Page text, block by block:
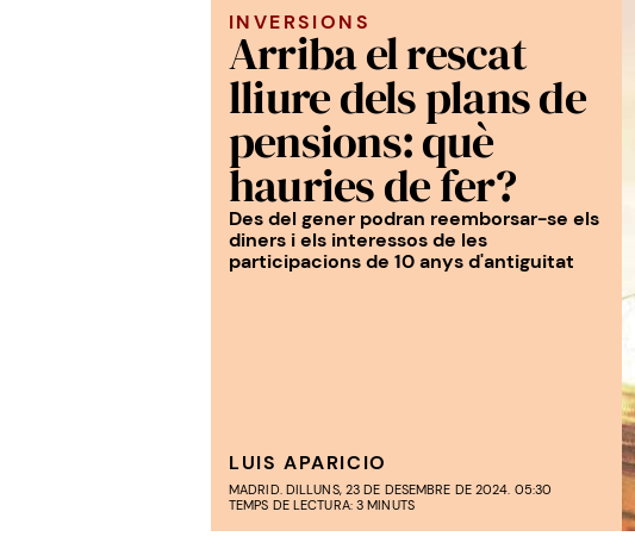
INVERSIONS
Arriba el rescat
lliure dels plans de
pensions: què
hauries de fer?
Des del gener podran reemborsar-se els
diners i els interessos de les
participacions de 10 anys d'antiguitat
LUIS APARICIO
MADRID. DILLUNS, 23 DE DESEMBRE DE 2024. 05:30
TEMPS DE LECTURA: 3 MINUTS